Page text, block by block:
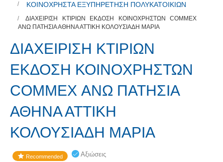
ΚΟΙΝΟΧΡΗΣΤΑ ΕΞΥΠΗΡΕΤΗΣΗ ΠΟΛΥΚΑΤΟΙΚΙΩΝ
ΔΙΑΧΕΙΡΙΣΗ ΚΤΙΡΙΩΝ ΕΚΔΟΣΗ ΚΟΙΝΟΧΡΗΣΤΩΝ COMMEX
ΑΝΩ ΠΑΤΗΣΙΑ ΑΘΗΝΑ ΑΤΤΙΚΗ ΚΟΛΟΥΣΙΑΔΗ ΜΑΡΙΑ
ΔΙΑΧΕΙΡΙΣΗ ΚΤΙΡΙΩΝ
ΕΚΔΟΣΗ ΚΟΙΝΟΧΡΗΣΤΩΝ
COMMEX ΑΝΩ ΠΑΤΗΣΙΑ
ΑΘΗΝΑ ΑΤΤΙΚΗ
ΚΟΛΟΥΣΙΑΔΗ ΜΑΡΙΑ
Recommended Αξιώσεις